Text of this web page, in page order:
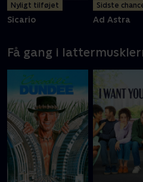
Nyligt tilføjet
Sicario
Sidste
Ad Astra
Få gang i